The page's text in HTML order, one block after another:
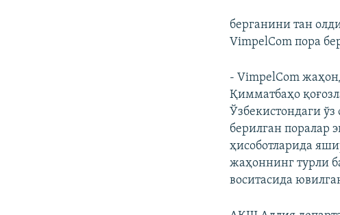
берганини тан
VimpelCom пора
- VimpelCom
Қимматбаҳо
Ўзбекистондаги
берилган поралар
ҳисоботларида
жаҳоннинг турли
воситасида